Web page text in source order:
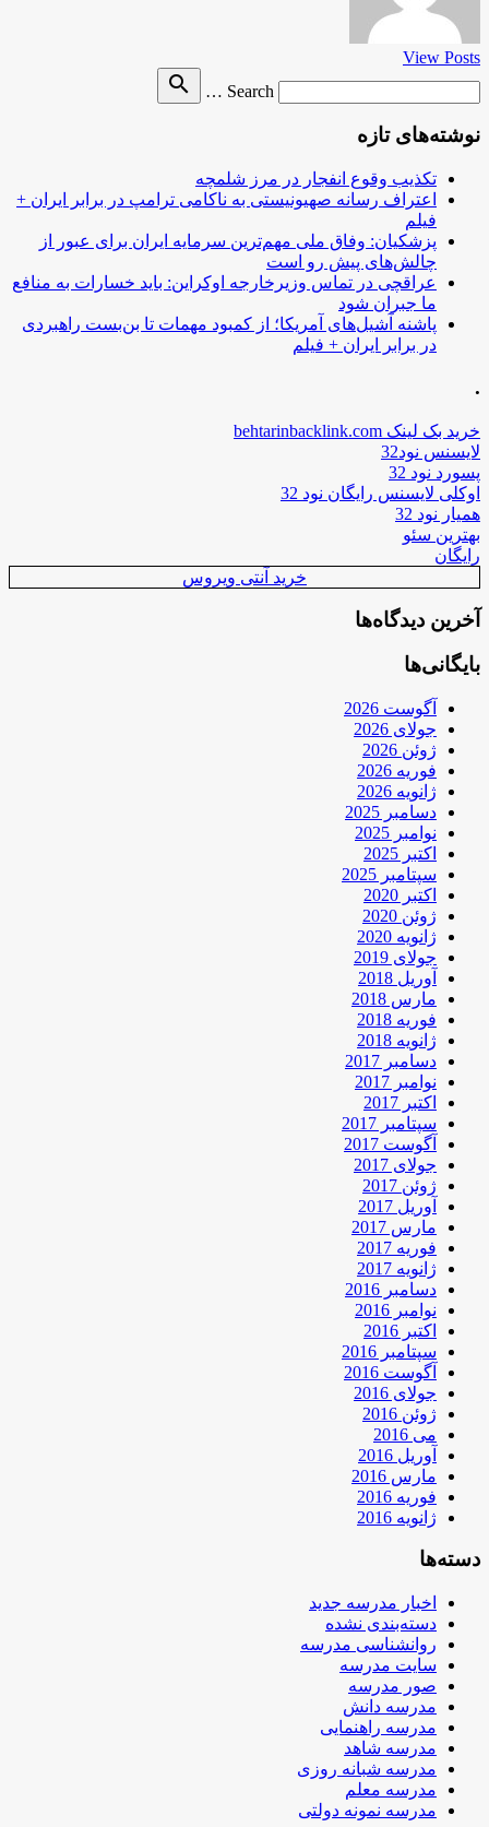
View Posts
Search …
search
نوشته‌های تازه
تکذیب وقوع انفجار در مرز شلمچه
اعتراف رسانه صهیونیستی به ناکامی ترامپ در برابر ایران +
فیلم
پزشکیان: وفاق ملی مهم‌ترین سرمایه ایران برای عبور از
چالش‌های پیش رو است
عراقچی در تماس وزیرخارجه اوکراین: باید خسارات به منافع
ما جبران شود
پاشنه آشیل‌های آمریکا؛ از کمبود مهمات تا بن‌بست راهبردی
در برابر ایران + فیلم
.
خرید بک لینک behtarinbacklink.com
لایسنس نود32
پسورد نود 32
اوکلی لایسنس رایگان نود 32
همیار نود 32
بهترین سئو
رایگان
خرید آنتی ویروس
آخرین دیدگاه‌ها
بایگانی‌ها
آگوست 2026
جولای 2026
ژوئن 2026
فوریه 2026
ژانویه 2026
دسامبر 2025
نوامبر 2025
اکتبر 2025
سپتامبر 2025
اکتبر 2020
ژوئن 2020
ژانویه 2020
جولای 2019
آوریل 2018
مارس 2018
فوریه 2018
ژانویه 2018
دسامبر 2017
نوامبر 2017
اکتبر 2017
سپتامبر 2017
آگوست 2017
جولای 2017
ژوئن 2017
آوریل 2017
مارس 2017
فوریه 2017
ژانویه 2017
دسامبر 2016
نوامبر 2016
اکتبر 2016
سپتامبر 2016
آگوست 2016
جولای 2016
ژوئن 2016
می 2016
آوریل 2016
مارس 2016
فوریه 2016
ژانویه 2016
دسته‌ها
اخبار مدرسه جدید
دسته‌بندی نشده
روانشناسی مدرسه
سایت مدرسه
صور مدرسه
مدرسه دانش
مدرسه راهنمایی
مدرسه شاهد
مدرسه شبانه روزی
مدرسه معلم
مدرسه نمونه دولتی